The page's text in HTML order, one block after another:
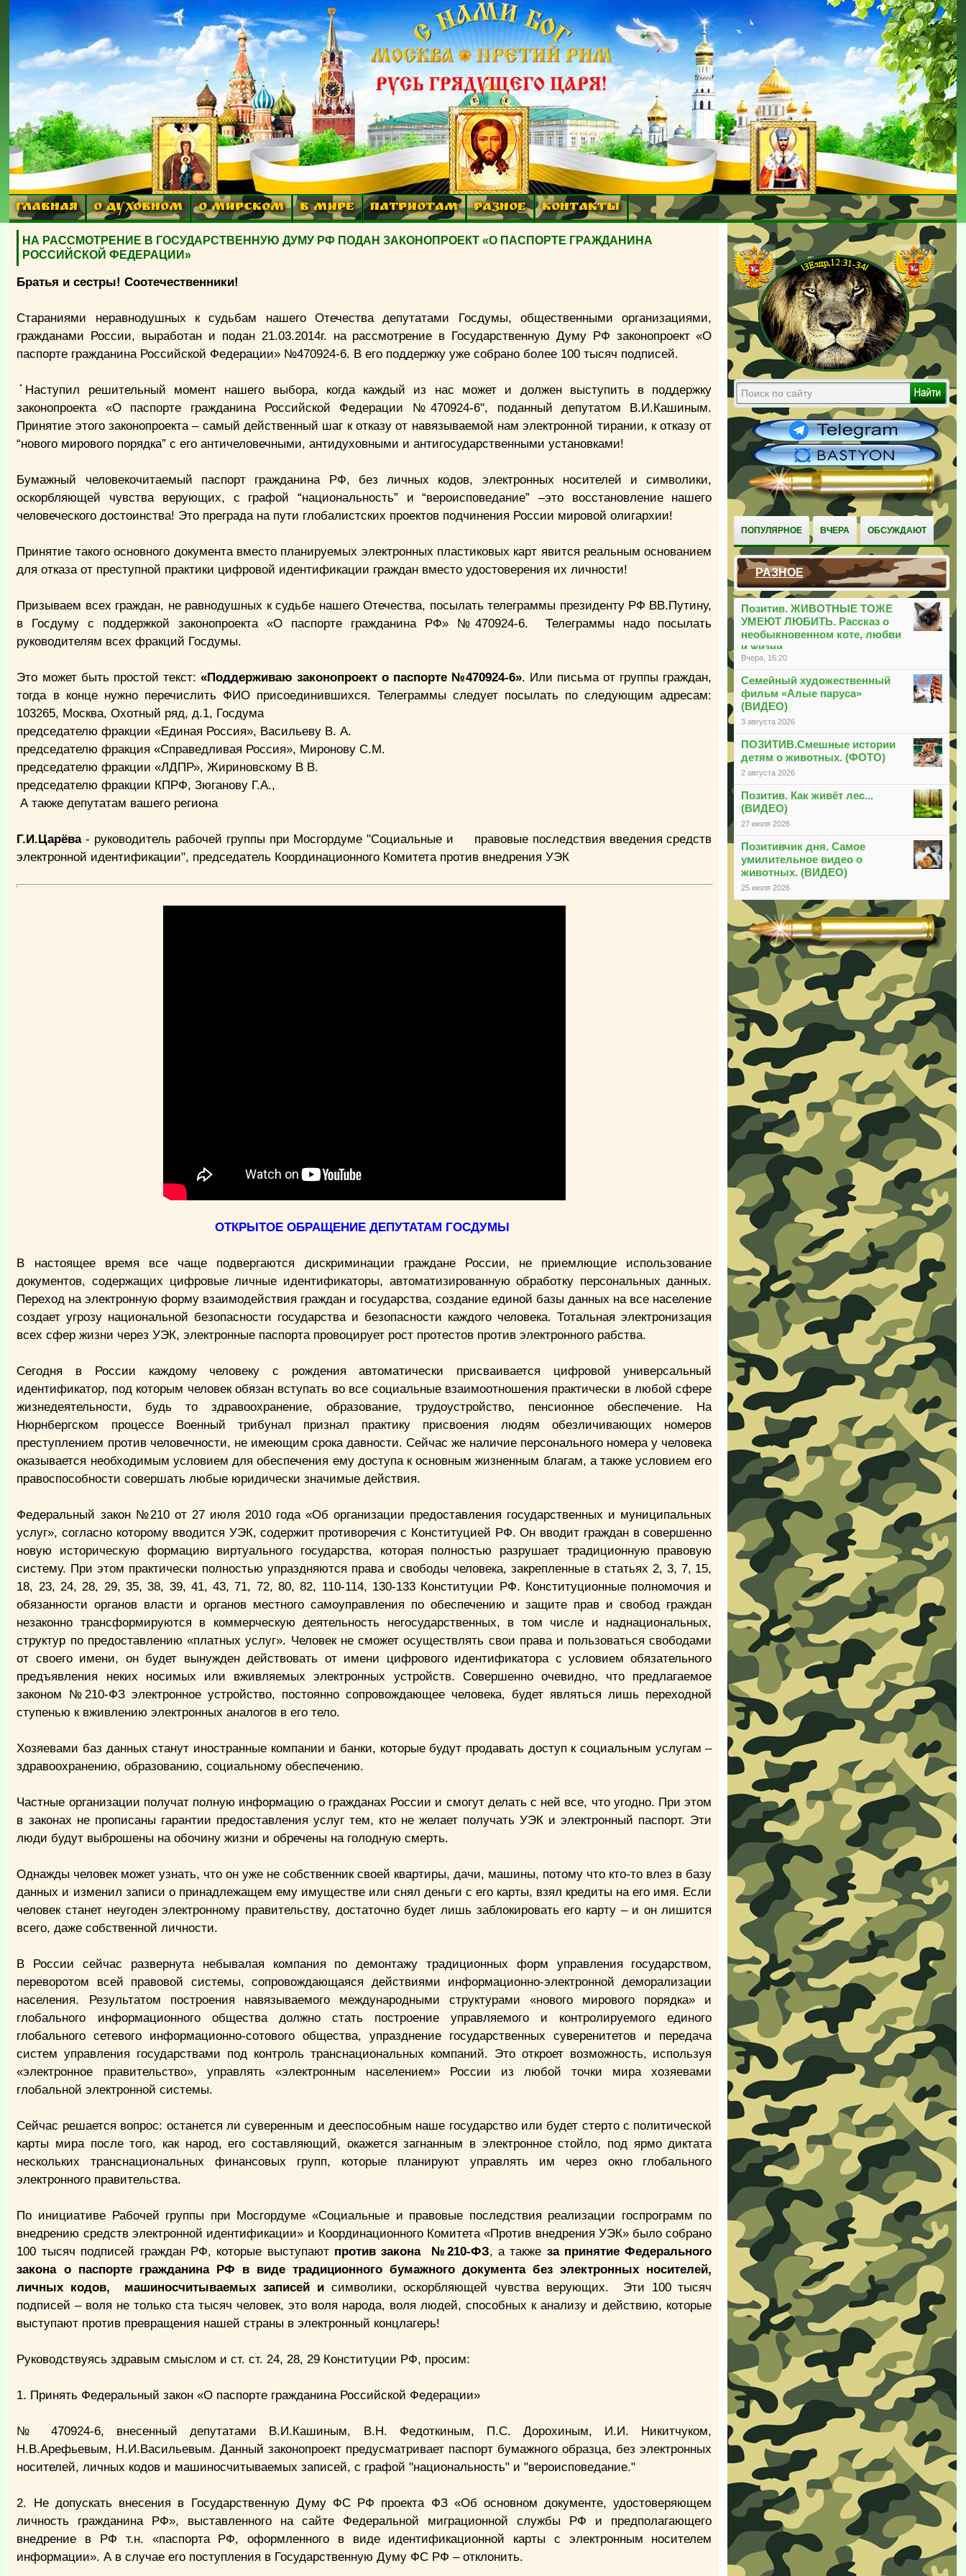
ГЛАВНАЯ О ДУХОВНОМ О МИРСКОМ В МИРЕ ПАТРИОТАМ РАЗНОЕ КОНТАКТЫ
ПОПУЛЯРНОЕ ВЧЕРА ОБСУЖДАЮТ
РАЗНОЕ
Позитив. ЖИВОТНЫЕ ТОЖЕ
УМЕЮТ ЛЮБИТЬ. Рассказ о
необыкновенном коте, любви
и жизни
Вчера, 16:20
Семейный художественный
фильм «Алые паруса»
(ВИДЕО)
3 августа 2026
ПОЗИТИВ.Смешные истории
детям о животных. (ФОТО)
2 августа 2026
Позитив. Как живёт лес...
(ВИДЕО)
27 июля 2026
Позитивчик дня. Самое
умилительное видео о
животных. (ВИДЕО)
25 июля 2026
НА РАССМОТРЕНИЕ В ГОСУДАРСТВЕННУЮ ДУМУ РФ ПОДАН ЗАКОНОПРОЕКТ «О ПАСПОРТЕ ГРАЖДАНИНА
РОССИЙСКОЙ ФЕДЕРАЦИИ»
Братья и сестры! Соотечественники!
Стараниями неравнодушных к судьбам нашего Отечества депутатами Госдумы, общественными организациями,
гражданами России, выработан и подан 21.03.2014г. на рассмотрение в Государственную Думу РФ законопроект «О
паспорте гражданина Российской Федерации» №470924-6. В его поддержку уже собрано более 100 тысяч подписей.
Наступил решительный момент нашего выбора, когда каждый из нас может и должен выступить в поддержку
законопроекта «О паспорте гражданина Российской Федерации №470924-6", поданный депутатом В.И.Кашиным.
Принятие этого законопроекта – самый действенный шаг к отказу от навязываемой нам электронной тирании, к отказу от
“нового мирового порядка” с его античеловечными, антидуховными и антигосударственными установками!
Бумажный человекочитаемый паспорт гражданина РФ, без личных кодов, электронных носителей и символики,
оскорбляющей чувства верующих, с графой “национальность” и “вероисповедание” –это восстановление нашего
человеческого достоинства! Это преграда на пути глобалистских проектов подчинения России мировой олигархии!
Принятие такого основного документа вместо планируемых электронных пластиковых карт явится реальным основанием
для отказа от преступной практики цифровой идентификации граждан вместо удостоверения их личности!
Призываем всех граждан, не равнодушных к судьбе нашего Отечества, посылать телеграммы президенту РФ ВВ.Путину,
в Госдуму с поддержкой законопроекта «О паспорте гражданина РФ» №470924-6. Телеграммы надо посылать
руководителям всех фракций Госдумы.
Это может быть простой текст: «Поддерживаю законопроект о паспорте №470924-6». Или письма от группы граждан,
тогда в конце нужно перечислить ФИО присоединившихся. Телеграммы следует посылать по следующим адресам:
103265, Москва, Охотный ряд, д.1, Госдума
председателю фракции «Единая Россия», Васильеву В. А.
председателю фракция «Справедливая Россия», Миронову С.М.
председателю фракции «ЛДПР», Жириновскому В В.
председателю фракции КПРФ, Зюганову Г.А.,
А также депутатам вашего региона
Г.И.Царёва- руководитель рабочей группы при Мосгордуме "Социальные и правовые последствия введения средств
электронной идентификации", председатель Координационного Комитета против внедрения УЭК
ОТКРЫТОЕ ОБРАЩЕНИЕ ДЕПУТАТАМ ГОСДУМЫ
В настоящее время все чаще подвергаются дискриминации граждане России, не приемлющие использование
документов, содержащих цифровые личные идентификаторы, автоматизированную обработку персональных данных.
Переход на электронную форму взаимодействия граждан и государства, создание единой базы данных на все население
создает угрозу национальной безопасности государства и безопасности каждого человека. Тотальная электронизация
всех сфер жизни через УЭК, электронные паспорта провоцирует рост протестов против электронного рабства.
Сегодня в России каждому человеку с рождения автоматически присваивается цифровой универсальный
идентификатор, под которым человек обязан вступать во все социальные взаимоотношения практически в любой сфере
жизнедеяте­льности, будь то здравоохранение, образование, трудоустройство, пенсионное обеспечение. На
Нюрнбергском процессе Военный трибунал признал практику присвоения людям обезличивающих номеров
преступлением против человечнос­ти, не имеющим срока давности. Сейчас же наличие персонального номера у человека
оказывается необходимым условием для обеспечения ему доступа к основным жизненным благам, а также условием его
правоспособности совершать любые юридически значимые действия.
Федеральный закон №210 от 27 июля 2010 года «Об организации предоставления государственных и муниципальных
услуг», согласно которому вводится УЭК, содержит противоречия с Конституцией РФ. Он вводит граждан в совершенно
новую историческую формацию виртуального государства, которая полностью разрушает традиционную правовую
систему. При этом практически полностью упраздняются права и свободы человека, закрепленные в статьях 2, 3, 7, 15,
18, 23, 24, 28, 29, 35, 38, 39, 41, 43, 71, 72, 80, 82, 110-114, 130-133 Конституции РФ. Конституционные полномочия и
обязанности органов власти и органов местного самоуправления по обеспечению и защите прав и свобод граждан
незаконно трансформируются в коммерческую деятельность негосударственных, в том числе и наднациональных,
структур по предоставлению «платных услуг». Человек не сможет осуществлять свои права и пользоваться свободами
от своего имени, он будет вынужден действовать от имени цифрового идентификатора с условием обязательного
предъявления неких носимых или вживляемых электронных устройств. Совершенно очевидно, что предлагаемое
законом №210-ФЗ электронное устройство, постоянно сопровождающее человека, будет являться лишь переходной
ступенью к вживлению электронных аналогов в его тело.
Хозяевами баз данных станут иностранные компании и банки, которые будут продавать доступ к социальным услугам –
здравоохранению, образованию, социальному обеспечению.
Частные организации получат полную информацию о гражданах России и смогут делать с ней все, что угодно. При этом
в законах не прописаны гарантии предоставления услуг тем, кто не желает получать УЭК и электронный паспорт. Эти
люди будут выброшены на обочину жизни и обречены на голодную смерть.
Однажды человек может узнать, что он уже не собственник своей квартиры, дачи, машины, потому что кто-то влез в базу
данных и изменил записи о принадлежащем ему имуществе или снял деньги с его карты, взял кредиты на его имя. Если
человек станет неугоден электронному правительству, достаточно будет лишь заблокировать его карту – и он лишится
всего, даже собственной личности.
В России сейчас развернута небывалая компания по демонтажу традиционных форм управления государством,
переворотом всей правовой системы, сопровождающаяся действиями информационно-электронной деморализации
населения. Результатом построения навязываемого международными структурами «нового мирового порядка» и
глобального информационного общества должно стать построение управляемого и контролируемого единого
глобального сетевого информационно-сотового общества, упразднение государственных суверенитетов и передача
систем управления государствами под контроль транснациональных компаний. Это откроет возможность, используя
«электронное правительство», управлять «электронным населением» России из любой точки мира хозяевами
глобальной электронной системы.
Сейчас решается вопрос: останется ли суверенным и дееспособным наше государство или будет стерто с политической
карты мира после того, как народ, его составляющий, окажется загнанным в электронное стойло, под ярмо диктата
нескольких транснациональных финансовых групп, которые планируют управлять им через окно глобального
электронного правительства.
По инициативе Рабочей группы при Мосгордуме «Социальные и правовые последствия реализации госпрограмм по
внедрению средств электронной идентификации» и Координационного Комитета «Против внедрения УЭК» было собрано
100 тысяч подписей граждан РФ, которые выступают против закона №210-ФЗ, а также за принятие Федерального
закона о паспорте гражданина РФ в виде традиционного бумажного документа без электронных носителей,
личных кодов, машиносчитываемых записей исимволики, оскорбляющей чувства верующих. Эти 100 тысяч
подписей – воля не только ста тысяч человек, это воля народа, воля людей, способных к анализу и действию, которые
выступают против превращения нашей страны в электронный концлагерь!
Руководствуясь здравым смыслом и ст. ст. 24, 28, 29 Конституции РФ, просим:
1. Принять Федеральный закон «О паспорте гражданина Российской Федерации»
№ 470924-6, внесенный депутатами В.И.Кашиным, В.Н. Федоткиным, П.С. Дорохиным, И.И. Никитчуком,
Н.В.Арефьевым, Н.И.Васильевым. Данный законопроект предусматривает паспорт бумажного образца, без электронных
носителей, личных кодов и машиносчитываемых записей, с графой "национальность" и "вероисповедание."
2. Не допускать внесения в Государственную Думу ФС РФ проекта ФЗ «Об основном документе, удостоверяющем
личность гражданина РФ», выставленного на сайте Федеральной миграционной службы РФ и предполагающего
внедрение в РФ т.н. «паспорта РФ, оформленного в виде идентификационной карты с электронным носителем
информации». А в случае его поступления в Государственную Думу ФС РФ – отклонить.